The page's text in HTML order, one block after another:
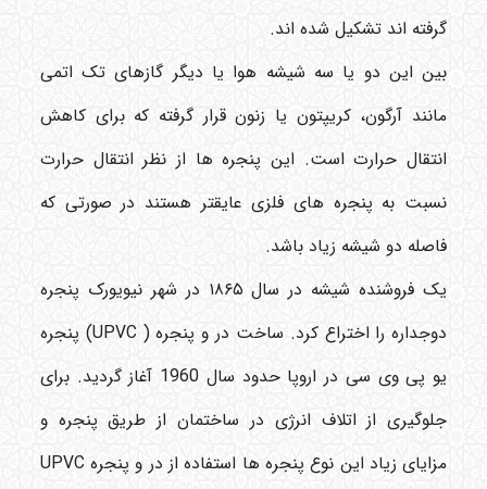
گرفته اند تشکیل شده اند.
بین این دو یا سه شیشه هوا یا دیگر گازهای تک اتمی
مانند آرگون، کریپتون یا زنون قرار گرفته که برای کاهش
انتقال حرارت است. این پنجره ها از نظر انتقال حرارت
نسبت به پنجره های فلزی عایقتر هستند در صورتی که
فاصله دو شیشه زیاد باشد.
یک فروشنده شیشه در سال ۱۸۶۵ در شهر نیویورک پنجره
دوجداره را اختراع کرد. ساخت در و پنجره ( UPVC) پنجره
یو پی وی سی در اروپا حدود سال 1960 آغاز گردید. برای
جلوگیری از اتلاف انرژی در ساختمان از طریق پنجره و
مزایای زیاد این نوع پنجره ها استفاده از در و پنجره UPVC